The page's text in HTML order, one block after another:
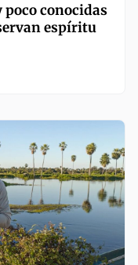
poco conocidas
espíritu